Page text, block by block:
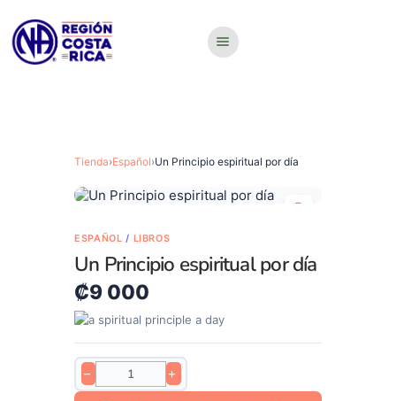
Tienda›Español›Un Principio espiritual por día
ESPAÑOL / LIBROS
Un Principio espiritual por día
₡9 000
− +